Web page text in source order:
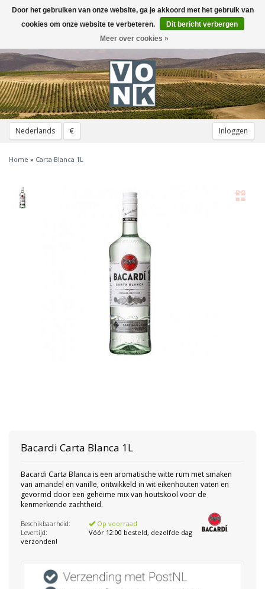
Nederlands € Inloggen
Toggle
navigation
Home » Carta Blanca 1L
Bacardi Carta Blanca 1L
Bacardi Carta Blanca is een aromatische witte rum met smaken
van amandel en vanille, ontwikkeld in wit eikenhouten vaten en
gevormd door een geheime mix van houtskool voor de
kenmerkende zachtheid.
Beschikbaarheid:
Op voorraad
Levertijd:
Vóór 12:00 besteld, dezelfde dag
verzonden!
Door het gebruiken van onze website, ga je akkoord met het gebruik van
cookies om onze website te verbeteren.
Dit bericht verbergen
Meer over cookies »